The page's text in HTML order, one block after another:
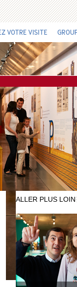
VOTRE VISITE
ALLER PLUS LOIN